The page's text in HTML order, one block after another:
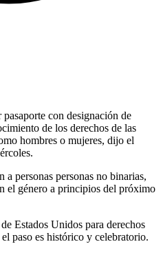
con designación de
de los derechos de las
hombres o mujeres, dijo el
a personas personas no binarias,
el género a principios del próximo
Estados Unidos para derechos
paso es histórico y celebratorio.